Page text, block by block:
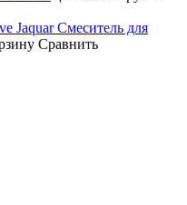
Jaquar Смеситель для
Сравнить